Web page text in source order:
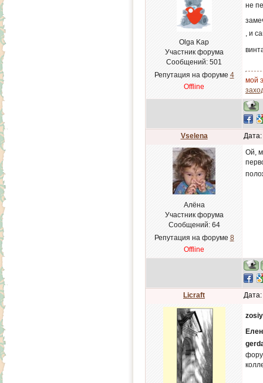
Olga Kap
Участник форума
Сообщений: 501
Репутация на форуме 4
Offline
не
, и
мой
Vselena
Алёна
Участник форума
Сообщений: 64
Репутация на форуме 8
Offline
Ой,
Licraft